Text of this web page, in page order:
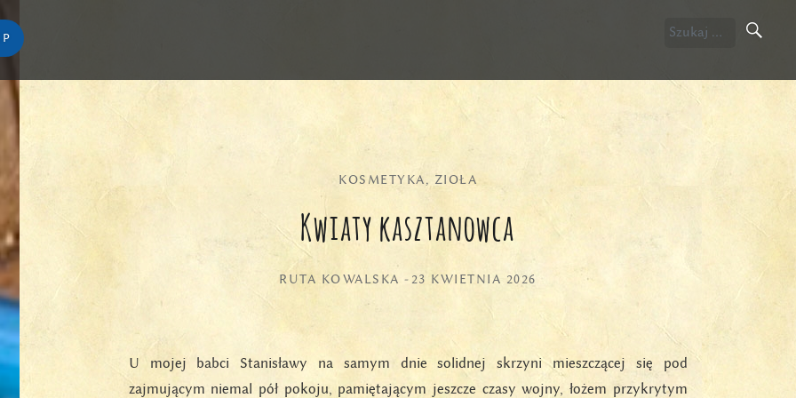
KOSMETYKA, ZIOŁA
Kwiaty kasztanowca
RUTA KOWALSKA - 23 KWIETNIA 2026
U mojej babci Stanisławy na samym dnie solidnej skrzyni mieszczącej się pod
zajmującym niemal pół pokoju, pamiętającym jeszcze czasy wojny, łożem przykrytym